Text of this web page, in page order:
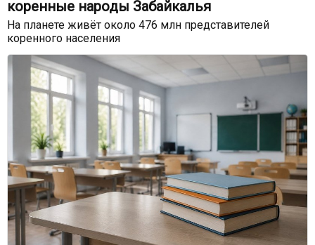
коренные народы Забайкалья
На планете живёт около 476 млн представителей
коренного населения